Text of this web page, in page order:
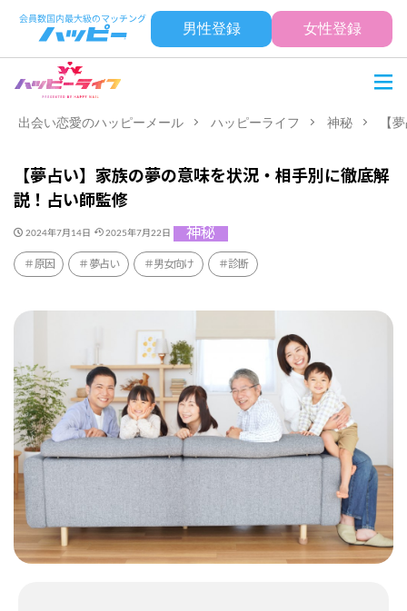
男性登録 女性登録
出会い恋愛のハッピーメール ハッピーライフ 神秘 【
【夢占い】家族の夢の意味を状況・相手別に徹底解
説！占い師監修
2024年7月14日 2025年7月22日 神秘
原因 夢占い 男女向け 診断